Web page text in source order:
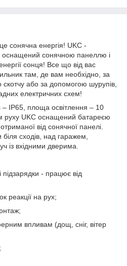
сонячна енергія! UKC -
оснащений сонячною панеллю і
сонця! Все що від вас
там, де вам необхідно, за
або за допомогою шурупів,
електричних схем!
– IP65, площа освітлення – 10
руху UKC оснащений батареєю
від сонячної панелі.
сходів, над гаражем,
із вхідними дверима.
- працює від
реакції на рух;
впливам (дощ, сніг, вітер